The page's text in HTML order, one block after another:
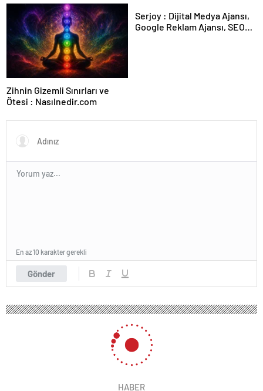
Karar Duruşmasına Çevrildi
Zihnin Gizemli Sınırları ve
Ötesi : Nasılnedir.com
Serjoy : Dijital Medya Ajansı,
Google Reklam Ajansı, SEO
Gönder
En az 10 karakter gerekli
HABER